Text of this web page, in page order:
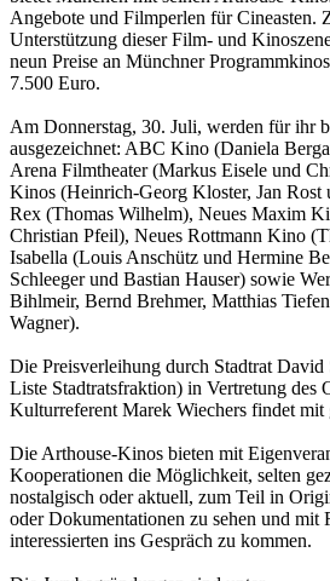
Angebote und Filmperlen für Cineasten.
Unterstützung dieser Film- und
neun Preise an Münchner
7.500 Euro.
Am Donnerstag, 30. Juli, werden für ihr
ausgezeichnet: ABC Kino (Daniela
Arena Filmtheater (Markus Eisele und
Kinos (Heinrich-Georg Kloster, Jan Rost
Rex (Thomas Wilhelm), Neues Maxim
Christian Pfeil), Neues Rottmann Kino
Isabella (Louis Anschütz und Hermine
Schleeger und Bastian Hauser) sowie
Bihlmeir, Bernd Brehmer, Matthias
Wagner).
Die Preisverleihung durch Stadtrat
Liste Stadtratsfraktion) in Vertretung des
Kulturreferent Marek Wiechers findet mit
Die Arthouse-Kinos bieten mit
Kooperationen die Möglichkeit, selten
nostalgisch oder aktuell, zum Teil in
oder Dokumentationen zu sehen und mit
interessierten ins Gespräch zu kommen.